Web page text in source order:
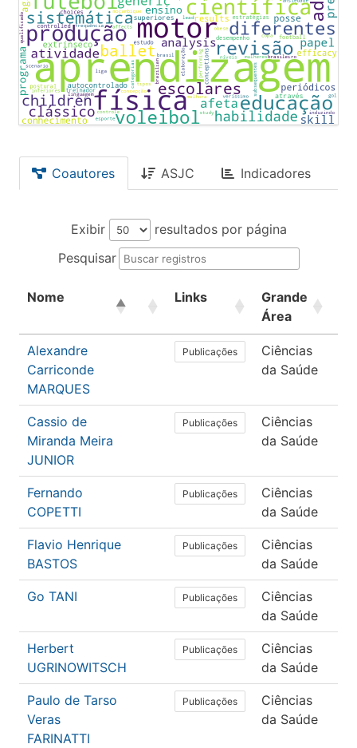
Coautores ASJC Indicadores
Exibir
resultados por página
Pesquisar
Nome Links
Grande
Área
Alexandre
Carriconde
MARQUES
Publicações
Ciências
da Saúde
Cassio de
Miranda Meira
JUNIOR
Publicações
Ciências
da Saúde
Fernando
COPETTI
Publicações
Ciências
da Saúde
Flavio Henrique
BASTOS
Publicações
Ciências
da Saúde
Go TANI Publicações
Ciências
da Saúde
Herbert
UGRINOWITSCH
Publicações
Ciências
da Saúde
Paulo de Tarso
Veras
FARINATTI
Publicações
Ciências
da Saúde